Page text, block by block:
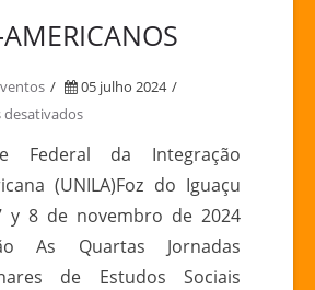
05 julho 2024
em
JORNADAS
INTERDISCIPLINARES
DE
ESTUDOS
SOCIAIS
Federal da Integração
(UNILA)Foz do Iguaçu
y 8 de novembro de 2024
As Quartas Jornadas
de Estudos Sociais